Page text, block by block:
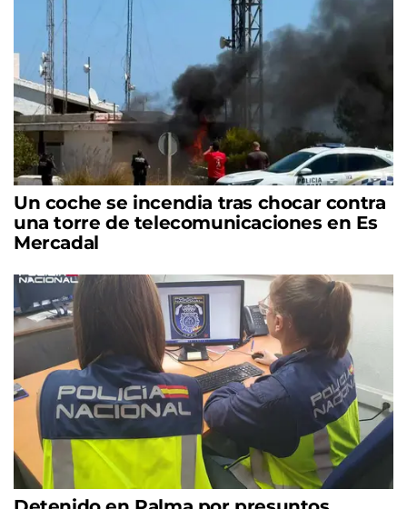
Un coche se incendia tras chocar contra
una torre de telecomunicaciones en Es
Mercadal